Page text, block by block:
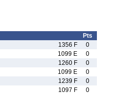
Pts
1356 F
0
1099 E
0
1260 F
0
1099 E
0
1239 F
0
1097 F
0